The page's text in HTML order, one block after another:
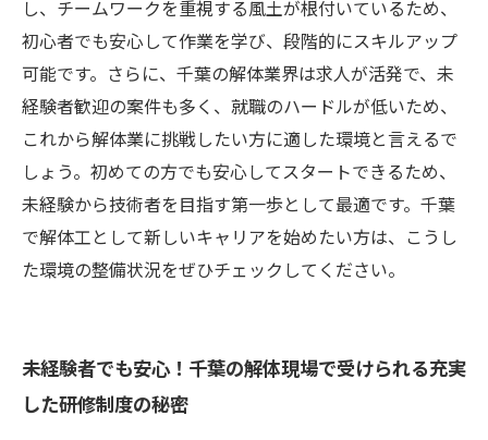
し、チームワークを重視する風土が根付いているため、
初心者でも安心して作業を学び、段階的にスキルアップ
可能です。さらに、千葉の解体業界は求人が活発で、未
経験者歓迎の案件も多く、就職のハードルが低いため、
これから解体業に挑戦したい方に適した環境と言えるで
しょう。初めての方でも安心してスタートできるため、
未経験から技術者を目指す第一歩として最適です。千葉
で解体工として新しいキャリアを始めたい方は、こうし
た環境の整備状況をぜひチェックしてください。
未経験者でも安心！千葉の解体現場で受けられる充実
した研修制度の秘密